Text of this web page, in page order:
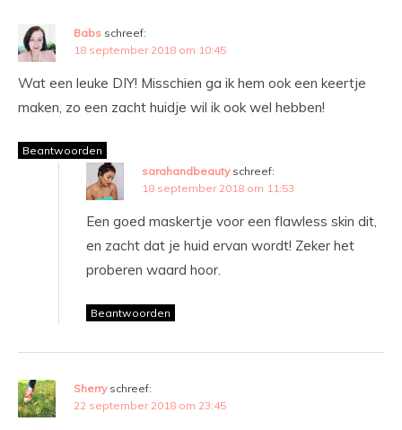
Babs schreef:
18 september 2018 om 10:45
Wat een leuke DIY! Misschien ga ik hem ook een keertje
maken, zo een zacht huidje wil ik ook wel hebben!
Beantwoorden
sarahandbeauty schreef:
18 september 2018 om 11:53
Een goed maskertje voor een flawless skin dit,
en zacht dat je huid ervan wordt! Zeker het
proberen waard hoor.
Beantwoorden
Sherry schreef:
22 september 2018 om 23:45